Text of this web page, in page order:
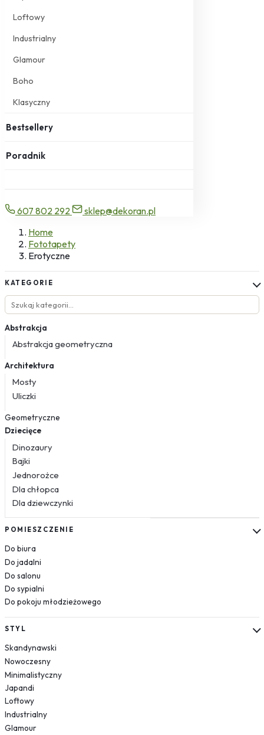
Loftowy
Industrialny
Glamour
Boho
Klasyczny
Bestsellery
Poradnik
607 802 292
sklep@dekoran.pl
Home
Fototapety
Erotyczne
KATEGORIE
Abstrakcja
Abstrakcja geometryczna
Architektura
Mosty
Uliczki
Geometryczne
Dziecięce
Dinozaury
Bajki
Jednorożce
Dla chłopca
Dla dziewczynki
Kosmos
Krajobrazy
Góry
Las
Plaża
Wodospad
Pustynia
Jezioro
Morze
Kwiaty
Dmuchawce
Lawenda
Magnolie
POMIESZCZENIE
Do biura
Do jadalni
Do salonu
Do sypialni
Do pokoju młodzieżowego
STYL
Skandynawski
Nowoczesny
Minimalistyczny
Japandi
Loftowy
Industrialny
Glamour